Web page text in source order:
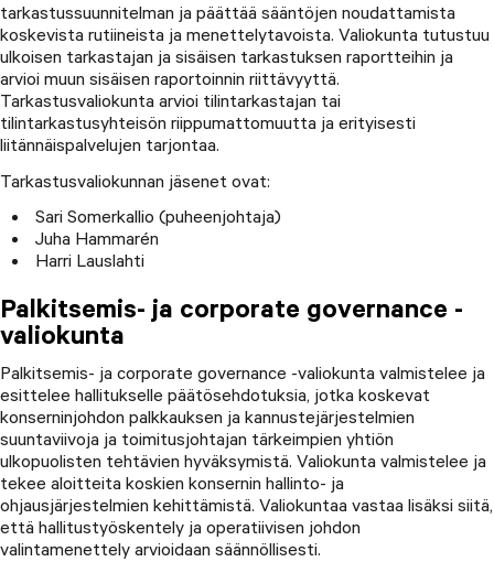
Keskeiset luottamustehtävät
Cinia Oy
Hallituksen jäsen, 2026–
tarkastussuunnitelman ja päättää sääntöjen noudattamista
koskevista rutiineista ja menettelytavoista. Valiokunta tutustuu
ulkoisen tarkastajan ja sisäisen tarkastuksen raportteihin ja
arvioi muun sisäisen raportoinnin riittävyyttä.
Tarkastusvaliokunta arvioi tilintarkastajan tai
tilintarkastusyhteisön riippumattomuutta ja erityisesti
liitännäispalvelujen tarjontaa.
Tarkastusvaliokunnan jäsenet ovat:
Sari Somerkallio (puheenjohtaja)
Juha Hammarén
Harri Lauslahti
Palkitsemis- ja corporate governance -
valiokunta
Palkitsemis- ja corporate governance -valiokunta valmistelee ja
esittelee hallitukselle päätösehdotuksia, jotka koskevat
konserninjohdon palkkauksen ja kannustejärjestelmien
suuntaviivoja ja toimitusjohtajan tärkeimpien yhtiön
ulkopuolisten tehtävien hyväksymistä. Valiokunta valmistelee ja
tekee aloitteita koskien konsernin hallinto- ja
ohjausjärjestelmien kehittämistä. Valiokuntaa vastaa lisäksi siitä,
että hallitustyöskentely ja operatiivisen johdon
valintamenettely arvioidaan säännöllisesti.